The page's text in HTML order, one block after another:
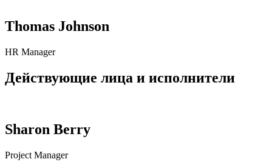
Thomas Johnson
HR Manager
Действующие лица и исполнители
Sharon Berry
Project Manager